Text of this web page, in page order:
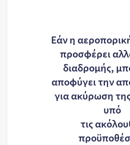
Εάν η
προσφέρει
διαδρομής,
αποφύγει την
για ακύρωση
υπό
τις